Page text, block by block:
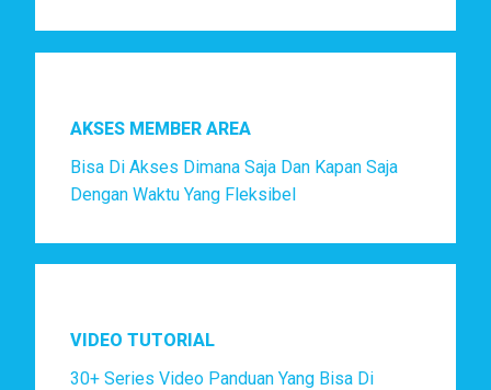
AKSES MEMBER AREA
Bisa Di Akses Dimana Saja Dan Kapan Saja
Dengan Waktu Yang Fleksibel
VIDEO TUTORIAL
30+ Series Video Panduan Yang Bisa Di